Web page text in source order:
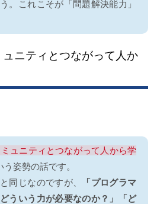
。これこそが「問題解決能力」
ニティとつながって人か
ュニティとつながって人から学
う姿勢の話です。
同じなのですが、
「プログラマ
ういう力が必要なのか？」「ど